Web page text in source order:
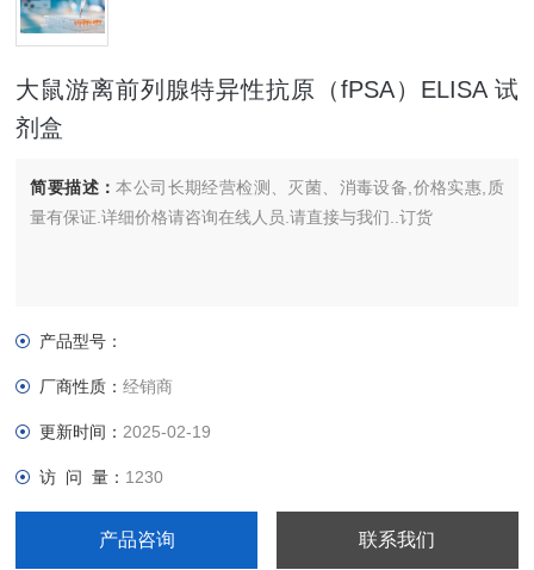
大鼠游离前列腺特异性抗原（fPSA）ELISA 试
剂盒
简要描述：本公司长期经营检测、灭菌、消毒设备,价格实惠,质
量有保证.详细价格请咨询在线人员.请直接与我们..订货
产品型号：
厂商性质：经销商
更新时间： 2025-02-19
访 问 量： 1230
产品咨询 联系我们